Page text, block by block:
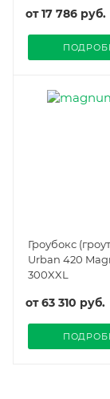
от17 786 руб.
Гроубокс
Urban 420
300XXL
от63 310 руб.